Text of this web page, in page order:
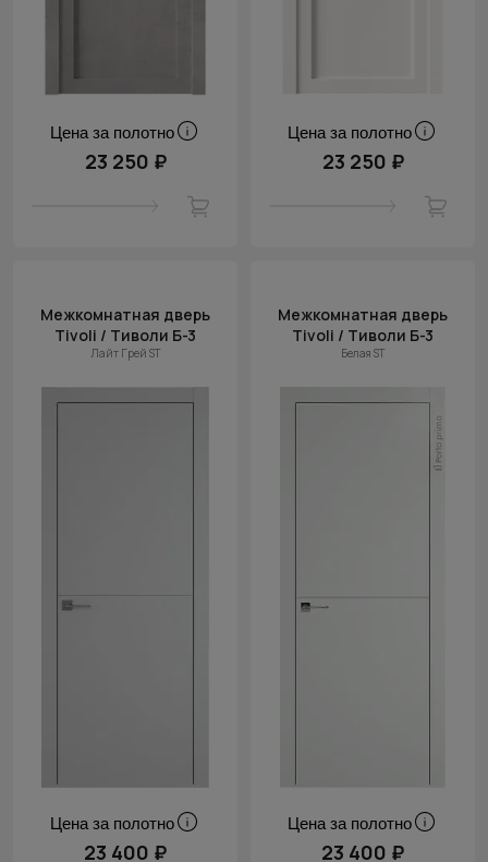
Цена за полотно
23 250 ₽
Цена за полотно
23 250 ₽
Межкомнатная дверь
Tivoli / Тиволи Б-3
Лайт Грей ST
Цена за полотно
23 400 ₽
Межкомнатная дверь
Tivoli / Тиволи Б-3
Белая ST
Цена за полотно
23 400 ₽